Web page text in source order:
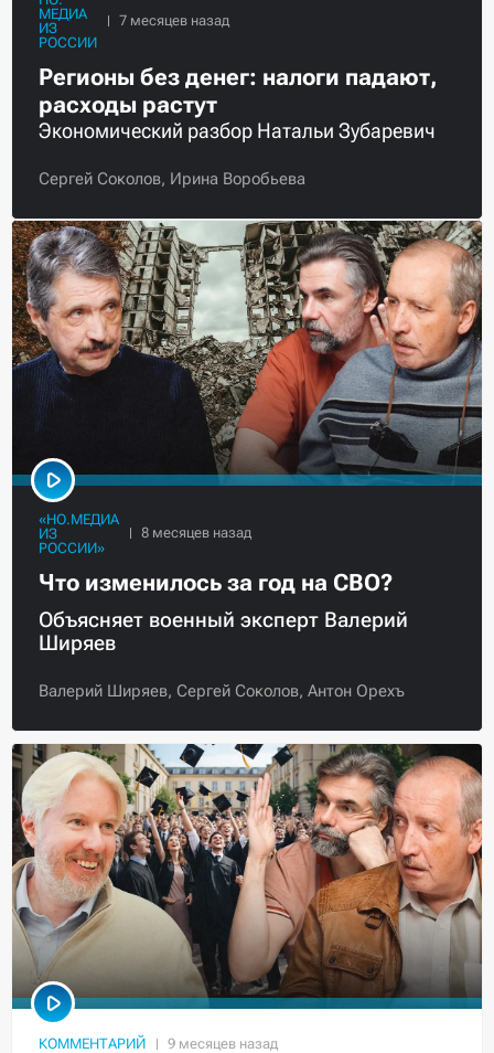
МЕДИА
ИЗ
РОССИИ
Регионы без денег: налоги падают,
расходы растут
Экономический разбор Натальи Зубаревич
Сергей Соколов, Ирина Воробьева
«НО.МЕДИА
ИЗ
РОССИИ»
Что изменилось за год на СВО?
Объясняет военный эксперт Валерий
Ширяев
Валерий Ширяев, Сергей Соколов, Антон Орехъ
КОММЕНТАРИЙ